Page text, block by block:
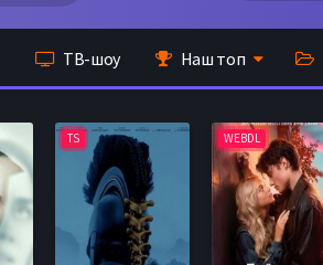
ТВ-шоу Наш топ
TS WEBDL